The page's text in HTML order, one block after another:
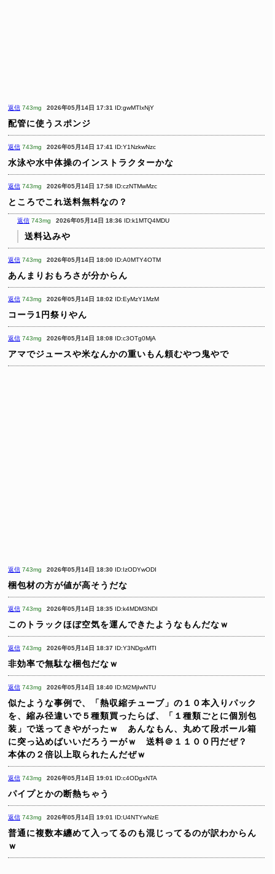
返信 743mg 2026年05月14日 17:31 ID:gwMTIxNjY
配管に使うスポンジ
返信 743mg 2026年05月14日 17:41 ID:Y1NzkwNzc
水泳や水中体操のインストラクターかな
返信 743mg 2026年05月14日 17:58 ID:czNTMwMzc
ところでこれ送料無料なの？
返信 743mg 2026年05月14日 18:36 ID:k1MTQ4MDU
送料込みや
返信 743mg 2026年05月14日 18:00 ID:A0MTY4OTM
あんまりおもろさが分からん
返信 743mg 2026年05月14日 18:02 ID:EyMzY1MzM
コーラ1円祭りやん
返信 743mg 2026年05月14日 18:08 ID:c3OTg0MjA
アマでジュースや米なんかの重いもん頼むやつ鬼やで
返信 743mg 2026年05月14日 18:30 ID:IzODYwODI
梱包材の方が値が高そうだな
返信 743mg 2026年05月14日 18:35 ID:k4MDM3NDI
このトラックほぼ空気を運んできたようなもんだなｗ
返信 743mg 2026年05月14日 18:37 ID:Y3NDgxMTI
非効率で無駄な梱包だなｗ
返信 743mg 2026年05月14日 18:40 ID:M2MjIwNTU
似たような事例で、「熱収縮チューブ」の１０本入りパック
を、縮み径違いで５種類買ったらば、「１種類ごとに個別包
装」で送ってきやがったｗ あんなもん、丸めて段ボール箱
に突っ込めばいいだろうーがｗ 送料＠１１００円だぜ？
本体の２倍以上取られたんだぜｗ
返信 743mg 2026年05月14日 19:01 ID:c4ODgxNTA
パイプとかの断熱ちゃう
返信 743mg 2026年05月14日 19:01 ID:U4NTYwNzE
普通に複数本纏めて入ってるのも混じってるのが訳わからん
ｗ